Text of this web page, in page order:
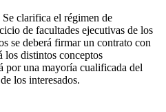
Se clarifica el régimen de
de facultades ejecutivas de los
se deberá firmar un contrato con
los distintos conceptos
por una mayoría cualificada del
los interesados.